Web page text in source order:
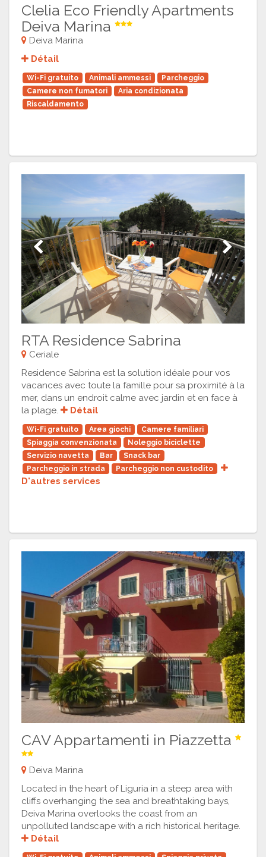
Clelia Eco Friendly Apartments
Deiva Marina
Deiva Marina
Détail
Wi-Fi gratuito Animali ammessi
Parcheggio
Camere non fumatori
Aria condizionata
Riscaldamento
Previous Next
RTA Residence Sabrina
Ceriale
Residence Sabrina est la solution idéale pour vos
vacances avec toute la famille pour sa proximité à la
mer, dans un endroit calme avec jardin et en face à
la plage.
Détail
Wi-Fi gratuito Area giochi
Camere familiari
Spiaggia convenzionata
Noleggio biciclette
Servizio navetta
Bar
Snack bar
Parcheggio in strada
Parcheggio non custodito
D'autres services
CAV Appartamenti in Piazzetta
Deiva Marina
Located in the heart of Liguria in a steep area with
cliffs overhanging the sea and breathtaking bays,
Deiva Marina overlooks the coast from an
unpolluted landscape with a rich historical heritage.
Détail